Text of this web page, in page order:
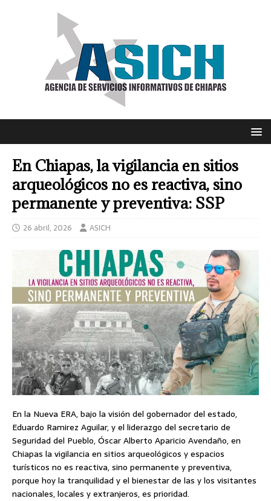
En Chiapas, la vigilancia en sitios
arqueológicos no es reactiva, sino
permanente y preventiva: SSP
26 abril, 2026 ASICH
En la Nueva ERA, bajo la visión del gobernador del estado,
Eduardo Ramirez Aguilar, y el liderazgo del secretario de
Seguridad del Pueblo, Óscar Alberto Aparicio Avendaño, en
Chiapas la vigilancia en sitios arqueológicos y espacios
turísticos no es reactiva, sino permanente y preventiva,
porque hoy la tranquilidad y el bienestar de las y los visitantes
nacionales, locales y extranjeros, es prioridad.